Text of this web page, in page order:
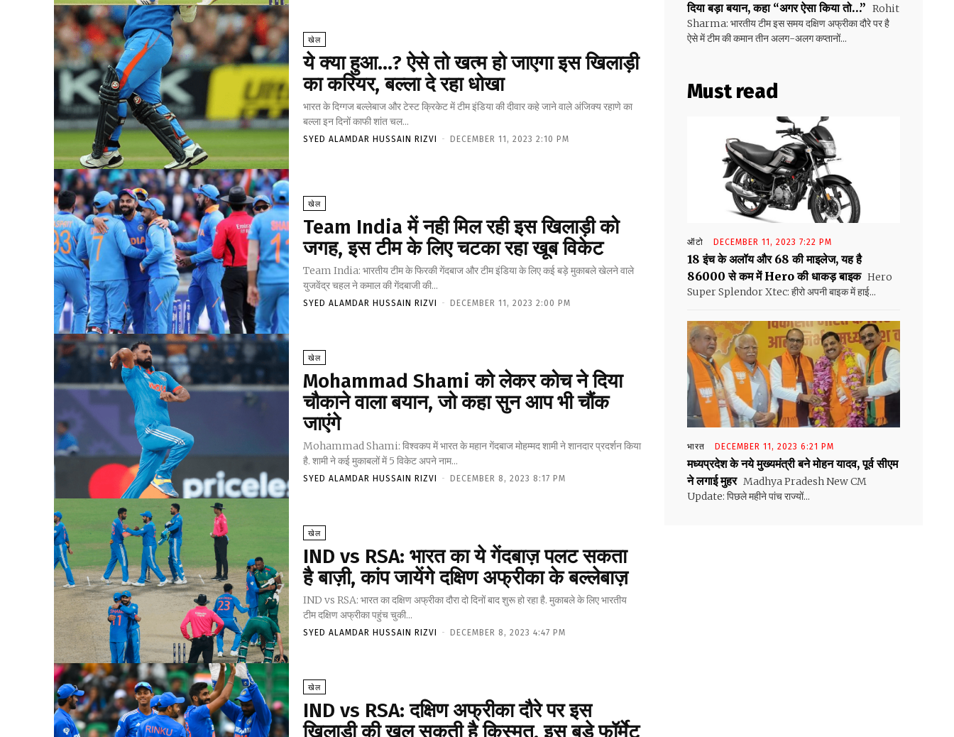
खेल
ये क्या हुआ…? ऐसे तो खत्म हो जाएगा इस खिलाड़ी
का करियर, बल्ला दे रहा धोखा
भारत के दिग्गज बल्लेबाज और टेस्ट क्रिकेट में टीम इंडिया की दीवार कहे जाने वाले अंजिक्य रहाणे का
बल्ला इन दिनों काफी शांत चल...
SYED ALAMDAR HUSSAIN RIZVI - DECEMBER 11, 2023 2:10 PM
खेल
Team India में नही मिल रही इस खिलाड़ी को
जगह, इस टीम के लिए चटका रहा खूब विकेट
Team India: भारतीय टीम के फिरकी गेंदबाज और टीम इंडिया के लिए कई बड़े मुकाबले खेलने वाले
युजवेंद्र चहल ने कमाल की गेंदबाजी की...
SYED ALAMDAR HUSSAIN RIZVI - DECEMBER 11, 2023 2:00 PM
खेल
Mohammad Shami को लेकर कोच ने दिया
चौकाने वाला बयान, जो कहा सुन आप भी चौंक
जाएंगे
Mohammad Shami: विश्वकप में भारत के महान गेंदबाज मोहम्मद शामी ने शानदार प्रदर्शन किया
है. शामी ने कई मुकाबलों में 5 विकेट अपने नाम...
SYED ALAMDAR HUSSAIN RIZVI - DECEMBER 8, 2023 8:17 PM
खेल
IND vs RSA: भारत का ये गेंदबाज़ पलट सकता
है बाज़ी, कांप जायेंगे दक्षिण अफ्रीका के बल्लेबाज़
IND vs RSA: भारत का दक्षिण अफ्रीका दौरा दो दिनों बाद शुरू हो रहा है. मुकाबले के लिए भारतीय
टीम दक्षिण अफ्रीका पहुंच चुकी...
SYED ALAMDAR HUSSAIN RIZVI - DECEMBER 8, 2023 4:47 PM
खेल
IND vs RSA: दक्षिण अफ्रीका दौरे पर इस
खिलाड़ी की खुल सकती है किस्मत, इस बड़े फॉर्मेट
दिया बड़ा बयान, कहा “अगर ऐसा किया तो…” Rohit
Sharma: भारतीय टीम इस समय दक्षिण अफ्रीका दौरे पर है
ऐसे में टीम की कमान तीन अलग-अलग कप्तानों...
Must read
ऑटो DECEMBER 11, 2023 7:22 PM
18 इंच के अलॉय और 68 की माइलेज, यह है
86000 से कम में Hero की धाकड़ बाइक Hero
Super Splendor Xtec: हीरो अपनी बाइक में हाई...
भारत DECEMBER 11, 2023 6:21 PM
मध्यप्रदेश के नये मुख्यमंत्री बने मोहन यादव, पूर्व सीएम
ने लगाई मुहर Madhya Pradesh New CM
Update: पिछले महीने पांच राज्यों...